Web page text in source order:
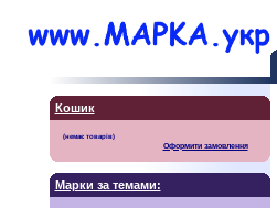
Кошик
Оформити замовлення
Марки за темами: